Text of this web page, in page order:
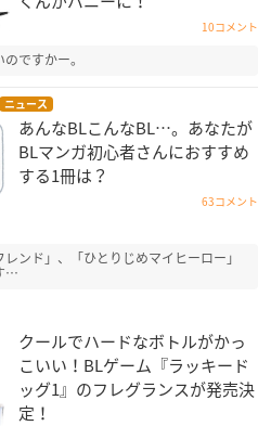
10コメント
ですかー。
ニュース
あんなBLこんなBL…。あなたが
BLマンガ初心者さんにおすすめ
する1冊は？
63コメント
ンド」、「ひとりじめマイヒーロー」
…
クールでハードなボトルがかっ
こいい！BLゲーム『ラッキード
ッグ1』のフレグランスが発売決
定！